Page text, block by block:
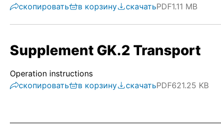
скопировать
в корзину скачатьPDF1.11 MB
Supplement GK.2 Transport
Operation instructions
скопировать
в корзину скачатьPDF621.25 KB